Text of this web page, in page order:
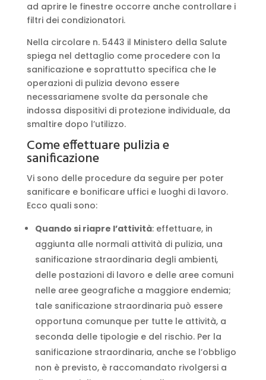
ad aprire le finestre occorre anche controllare i
filtri dei condizionatori.
Nella circolare n. 5443 il Ministero della Salute
spiega nel dettaglio come procedere con la
sanificazione e soprattutto specifica che le
operazioni di pulizia devono essere
necessariamene svolte da personale che
indossa dispositivi di protezione individuale, da
smaltire dopo l’utilizzo.
Come effettuare pulizia e
sanificazione
Vi sono delle procedure da seguire per poter
sanificare e bonificare uffici e luoghi di lavoro.
Ecco quali sono:
Quando si riapre l’attività: effettuare, in
aggiunta alle normali attività di pulizia, una
sanificazione straordinaria degli ambienti,
delle postazioni di lavoro e delle aree comuni
nelle aree geografiche a maggiore endemia;
tale sanificazione straordinaria può essere
opportuna comunque per tutte le attività, a
seconda delle tipologie e del rischio. Per la
sanificazione straordinaria, anche se l’obbligo
non è previsto, è raccomandato rivolgersi a